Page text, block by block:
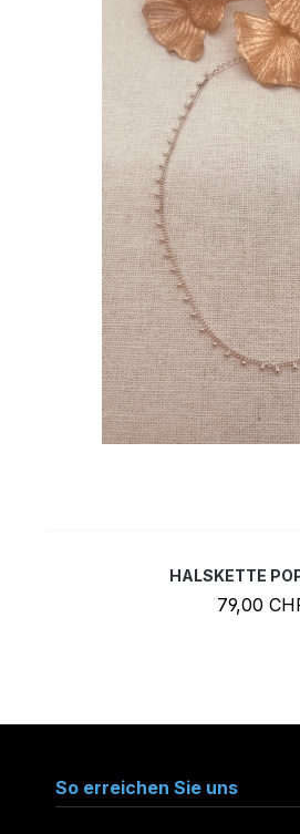
HALSKETTE
79,00
So erreichen Sie uns